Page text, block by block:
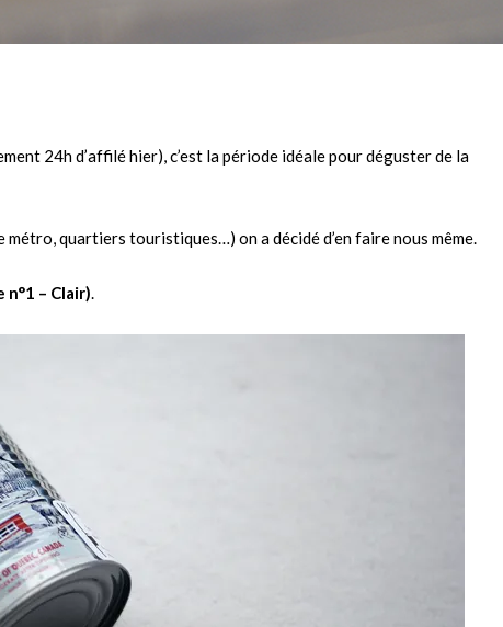
24h d’affilé hier), c’est la période idéale pour déguster de la
quartiers touristiques…) on a décidé d’en faire nous même.
n°1 – Clair).